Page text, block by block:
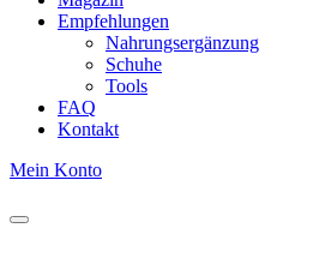
Empfehlungen
Nahrungsergänzung
Schuhe
Tools
FAQ
Kontakt
Mein Konto